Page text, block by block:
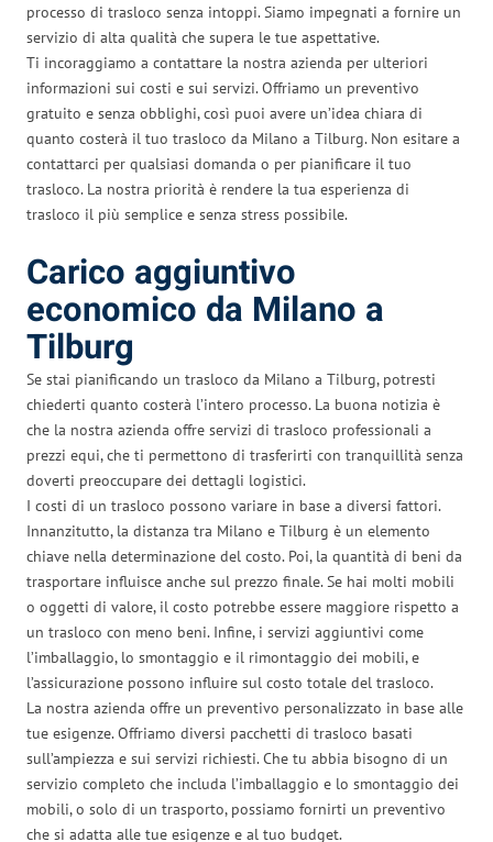
processo di trasloco senza intoppi. Siamo impegnati a fornire un
servizio di alta qualità che supera le tue aspettative.
Ti incoraggiamo a contattare la nostra azienda per ulteriori
informazioni sui costi e sui servizi. Offriamo un preventivo
gratuito e senza obblighi, così puoi avere un’idea chiara di
quanto costerà il tuo trasloco da Milano a Tilburg. Non esitare a
contattarci per qualsiasi domanda o per pianificare il tuo
trasloco. La nostra priorità è rendere la tua esperienza di
trasloco il più semplice e senza stress possibile.
Carico aggiuntivo
economico da Milano a
Tilburg
Se stai pianificando un trasloco da Milano a Tilburg, potresti
chiederti quanto costerà l’intero processo. La buona notizia è
che la nostra azienda offre servizi di trasloco professionali a
prezzi equi, che ti permettono di trasferirti con tranquillità senza
doverti preoccupare dei dettagli logistici.
I costi di un trasloco possono variare in base a diversi fattori.
Innanzitutto, la distanza tra Milano e Tilburg è un elemento
chiave nella determinazione del costo. Poi, la quantità di beni da
trasportare influisce anche sul prezzo finale. Se hai molti mobili
o oggetti di valore, il costo potrebbe essere maggiore rispetto a
un trasloco con meno beni. Infine, i servizi aggiuntivi come
l’imballaggio, lo smontaggio e il rimontaggio dei mobili, e
l’assicurazione possono influire sul costo totale del trasloco.
La nostra azienda offre un preventivo personalizzato in base alle
tue esigenze. Offriamo diversi pacchetti di trasloco basati
sull’ampiezza e sui servizi richiesti. Che tu abbia bisogno di un
servizio completo che includa l’imballaggio e lo smontaggio dei
mobili, o solo di un trasporto, possiamo fornirti un preventivo
che si adatta alle tue esigenze e al tuo budget.